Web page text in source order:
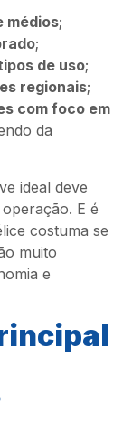
médios;
;
de uso;
regionais;
com foco em
da
ideal deve
E é
costuma se
muito
e